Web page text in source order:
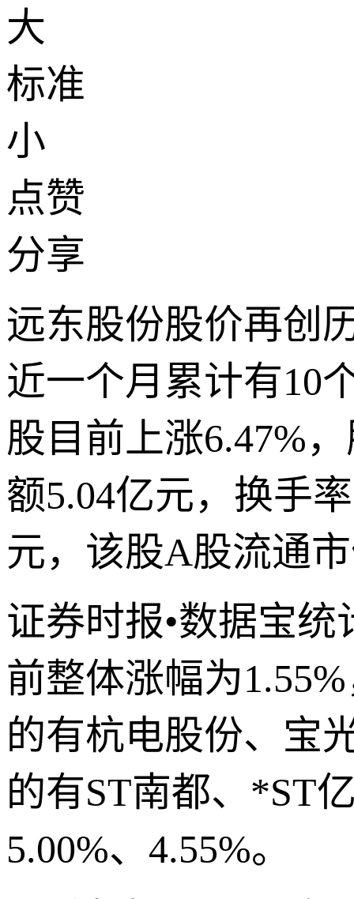
大
标准
小
点赞
分享
远东股份股价再创
近一个月累计有10
股目前上涨6.47%
额5.04亿元，换手
元，该股A股流通
证券时报•数据宝
前整体涨幅为
的有杭电股份、宝
的有ST南都、*ST
5.00%、4.55%。